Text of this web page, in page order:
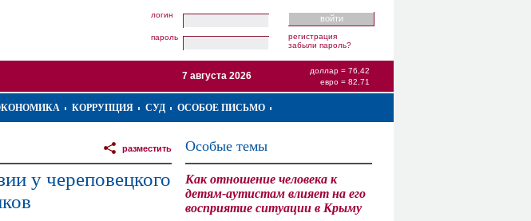
логин
пароль
регистрация
забыли пароль?
доллар = 76,42
евро = 82,71
7 августа 2026
КОРРУПЦИЯ СУД ОСОБОЕ ПИСЬМО
разместить
у череповецкого
Особые темы
Как отношение человека к
детям-аутистам влияет на его
восприятие ситуации в Крыму